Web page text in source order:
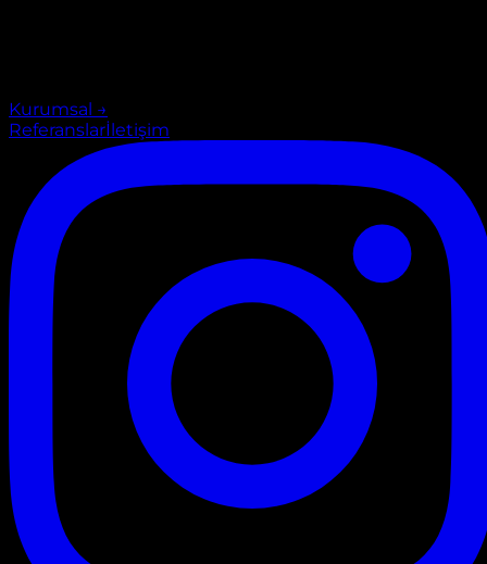
Kurumsal →
Referanslarİletişim